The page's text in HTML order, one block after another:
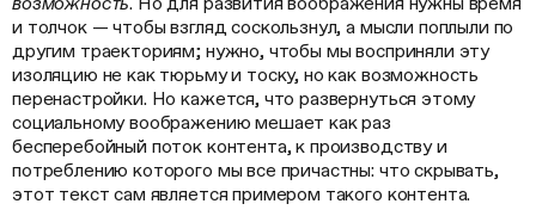
и толчок — чтобы взгляд соскользнул, а мысли поплыли по
другим траекториям; нужно, чтобы мы восприняли эту
изоляцию не как тюрьму и тоску, но как возможность
перенастройки. Но кажется, что развернуться этому
социальному воображению мешает как раз
бесперебойный поток контента, к производству и
потреблению которого мы все причастны: что скрывать,
этот текст сам является примером такого контента.